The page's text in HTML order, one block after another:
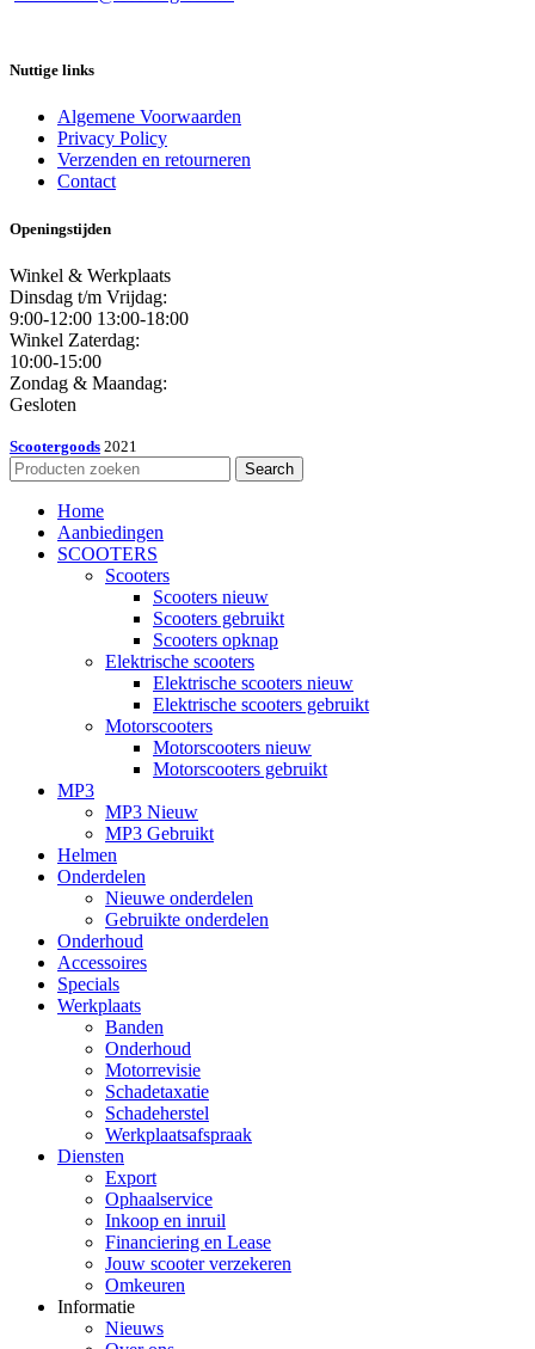
Nuttige links
Algemene Voorwaarden
Privacy Policy
Verzenden en retourneren
Contact
Openingstijden
Winkel & Werkplaats
Dinsdag t/m Vrijdag:
9:00-12:00 13:00-18:00
Winkel Zaterdag:
10:00-15:00
Zondag & Maandag:
Gesloten
Scootergoods 2021
Search
Home
Aanbiedingen
SCOOTERS
Scooters
Scooters nieuw
Scooters gebruikt
Scooters opknap
Elektrische scooters
Elektrische scooters nieuw
Elektrische scooters gebruikt
Motorscooters
Motorscooters nieuw
Motorscooters gebruikt
MP3
MP3 Nieuw
MP3 Gebruikt
Helmen
Onderdelen
Nieuwe onderdelen
Gebruikte onderdelen
Onderhoud
Accessoires
Specials
Werkplaats
Banden
Onderhoud
Motorrevisie
Schadetaxatie
Schadeherstel
Werkplaatsafspraak
Diensten
Export
Ophaalservice
Inkoop en inruil
Financiering en Lease
Jouw scooter verzekeren
Omkeuren
Informatie
Nieuws